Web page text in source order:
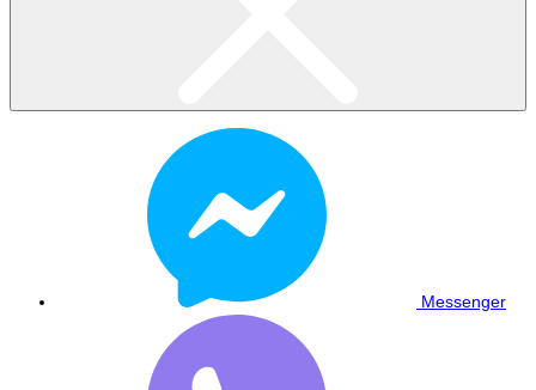
Messenger